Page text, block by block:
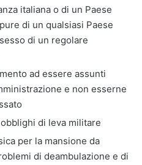
italiana o di un Paese
di un qualsiasi Paese
di un regolare
ad essere assunti
e non esserne
di leva militare
per la mansione da
di deambulazione e di